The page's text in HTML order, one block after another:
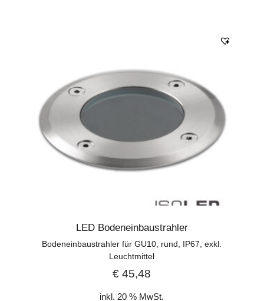
LED Bodeneinbaustrahler
Bodeneinbaustrahler für GU10, rund, IP67, exkl.
Leuchtmittel
€ 45,48
inkl. 20 % MwSt.